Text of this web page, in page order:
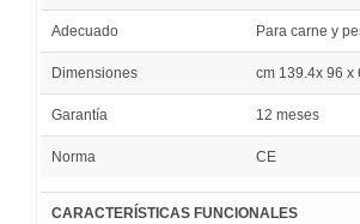
Adecuado Para carne y
Dimensiones cm 139.4x 96 x
Garantía 12 meses
Norma CE
CARACTERÍSTICAS FUNCIONALES